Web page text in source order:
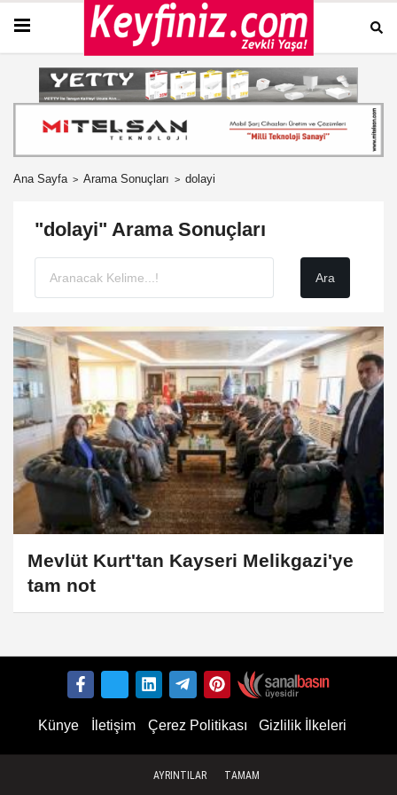
Ana Sayfa Arama Sonuçları dolayi
"dolayi" Arama Sonuçları
Mevlüt Kurt'tan Kayseri Melikgazi'ye
tam not
Künye İletişim Çerez Politikası Gizlilik İlkeleri
AYRINTILAR TAMAM